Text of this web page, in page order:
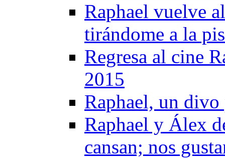
Raphael vuelve
tirándome a la
Regresa al cine
2015
Raphael, un
Raphael y Álex
cansan; nos